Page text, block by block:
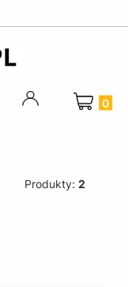
Produkty
Produkty: 2